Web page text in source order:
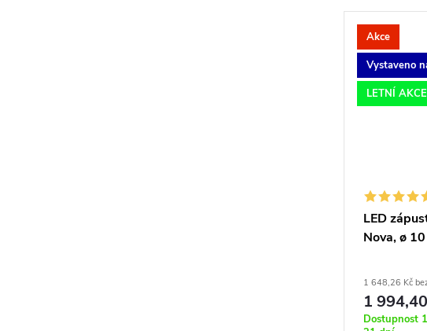
Akce
Vystaveno
LETNÍ AKCE
LED
Nova, ø
1 648,26 Kč
1
Dostupnost